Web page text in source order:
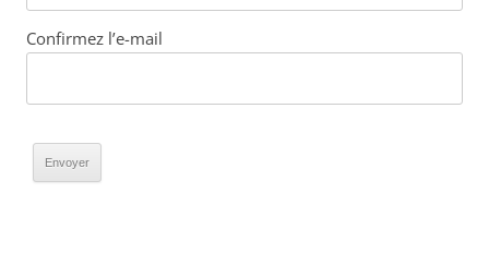
Confirmez l’e-mail